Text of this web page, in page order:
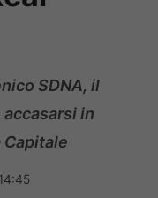
SDNA, il
in
Capitale